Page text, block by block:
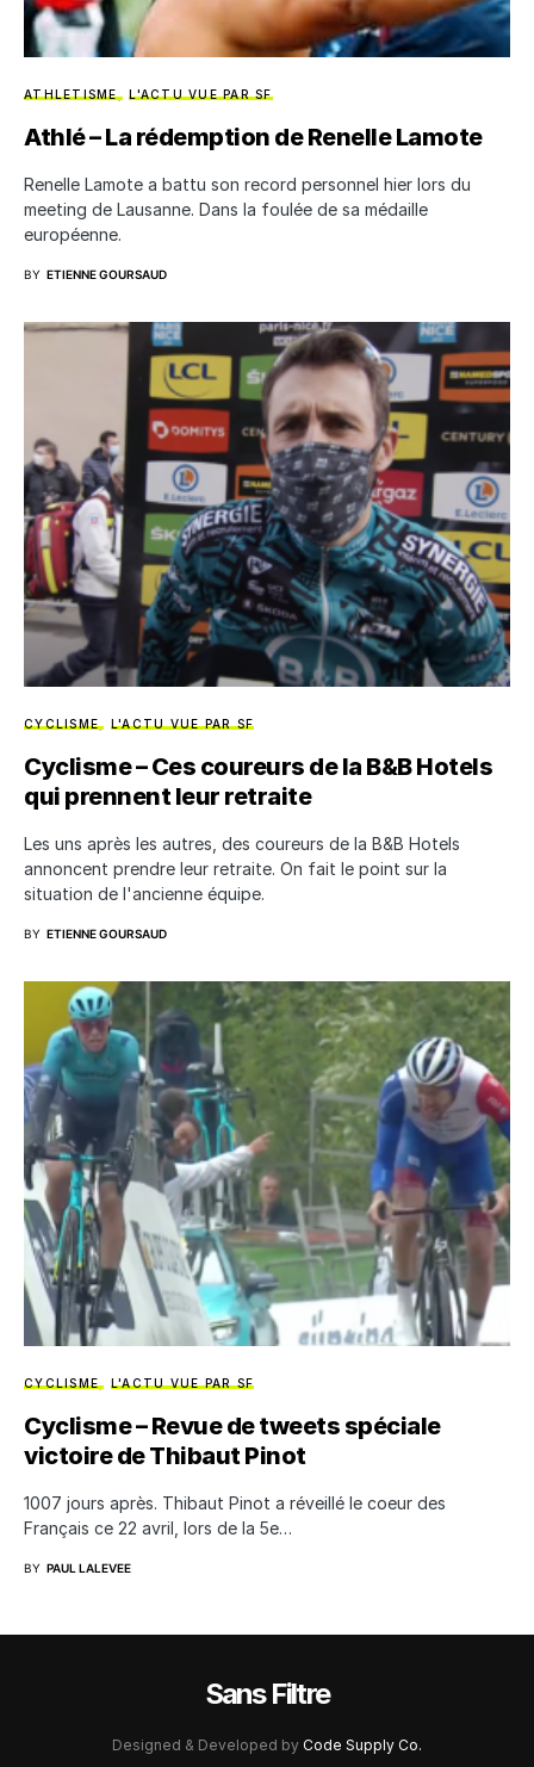
ATHLETISME L'ACTU VUE PAR SF
Athlé – La rédemption de Renelle Lamote
Renelle Lamote a battu son record personnel hier lors du
meeting de Lausanne. Dans la foulée de sa médaille
européenne.
BY ETIENNE GOURSAUD
CYCLISME L'ACTU VUE PAR SF
Cyclisme – Ces coureurs de la B&B Hotels
qui prennent leur retraite
Les uns après les autres, des coureurs de la B&B Hotels
annoncent prendre leur retraite. On fait le point sur la
situation de l'ancienne équipe.
BY ETIENNE GOURSAUD
CYCLISME L'ACTU VUE PAR SF
Cyclisme – Revue de tweets spéciale
victoire de Thibaut Pinot
1007 jours après. Thibaut Pinot a réveillé le coeur des
Français ce 22 avril, lors de la 5e…
BY PAUL LALEVEE
Sans Filtre
Designed & Developed by Code Supply Co.